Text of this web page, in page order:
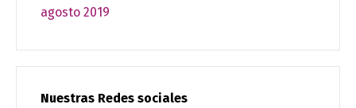
agosto 2019
Nuestras Redes sociales